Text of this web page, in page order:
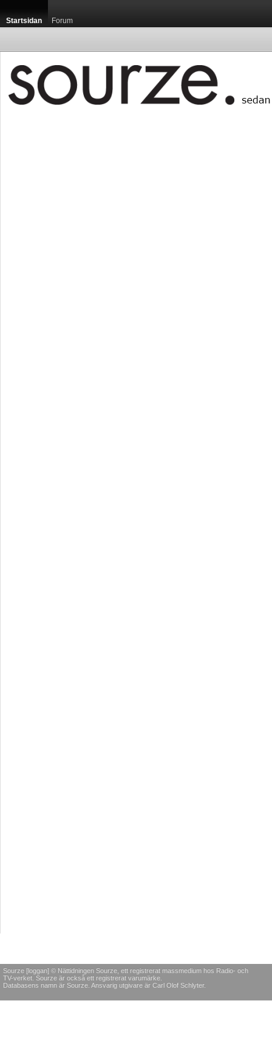
Startsidan Forum
Sourze [loggan] © Nättidningen Sourze, ett registrerat massmedium hos Radio- och
TV-verket. Sourze är också ett registrerat varumärke.
Databasens namn är Sourze. Ansvarig utgivare är Carl Olof Schlyter.